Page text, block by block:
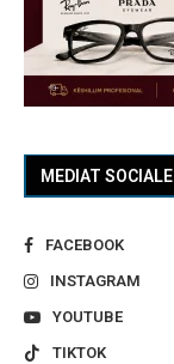
MEDIAT SOCIALE
FACEBOOK
INSTAGRAM
YOUTUBE
TIKTOK